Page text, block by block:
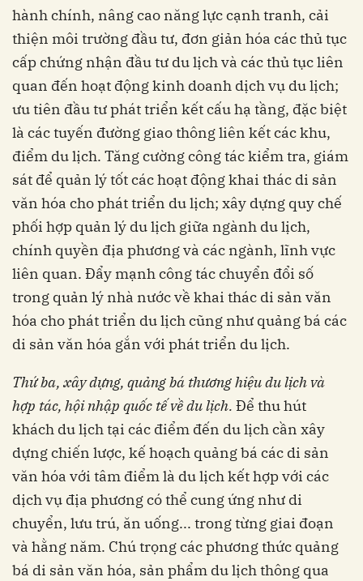
hành chính, nâng cao năng lực cạnh tranh, cải
thiện môi trường đầu tư, đơn giản hóa các thủ tục
cấp chứng nhận đầu tư du lịch và các thủ tục liên
quan đến hoạt động kinh doanh dịch vụ du lịch;
ưu tiên đầu tư phát triển kết cấu hạ tầng, đặc biệt
là các tuyến đường giao thông liên kết các khu,
điểm du lịch. Tăng cường công tác kiểm tra, giám
sát để quản lý tốt các hoạt động khai thác di sản
văn hóa cho phát triển du lịch; xây dựng quy chế
phối hợp quản lý du lịch giữa ngành du lịch,
chính quyền địa phương và các ngành, lĩnh vực
liên quan. Đẩy mạnh công tác chuyển đổi số
trong quản lý nhà nước về khai thác di sản văn
hóa cho phát triển du lịch cũng như quảng bá các
di sản văn hóa gắn với phát triển du lịch.
Thứ ba, xây dựng, quảng bá thương hiệu du lịch và
hợp tác, hội nhập quốc tế về du lịch. Để thu hút
khách du lịch tại các điểm đến du lịch cần xây
dựng chiến lược, kế hoạch quảng bá các di sản
văn hóa với tâm điểm là du lịch kết hợp với các
dịch vụ địa phương có thể cung ứng như di
chuyển, lưu trú, ăn uống... trong từng giai đoạn
và hằng năm. Chú trọng các phương thức quảng
bá di sản văn hóa, sản phẩm du lịch thông qua